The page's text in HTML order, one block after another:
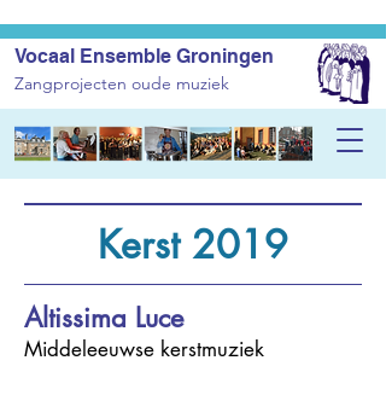
Vocaal Ensemble Groningen
Zangprojecten oude muziek
Kerst 2019
Altissima Luce
Middeleeuwse kerstmuziek